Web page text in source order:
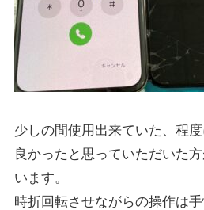
少しの間使用出来ていた、程
良かったと思っていただいた
います。
時折回転させながらの操作は